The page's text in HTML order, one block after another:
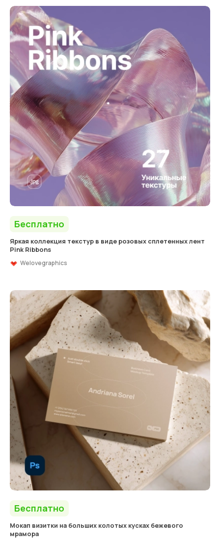
Бесплатно
Яркая коллекция текстур в виде розовых сплетенных лент
Pink Ribbons
Welovegraphics
Бесплатно
Мокап визитки на больших колотых кусках бежевого
мрамора